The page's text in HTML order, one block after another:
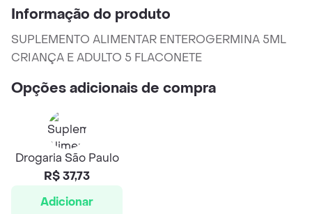
Informação do produto
SUPLEMENTO ALIMENTAR ENTEROGERMINA 5ML
CRIANÇA E ADULTO 5 FLACONETE
Opções adicionais de compra
Drogaria São Paulo
R$ 37,73
Adicionar